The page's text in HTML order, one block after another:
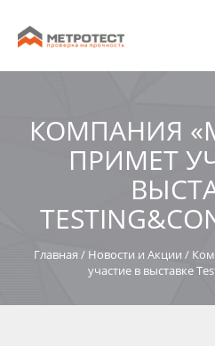
КОМПАНИЯ
ПРИМЕТ
Главная / Новости и Акции /
участие в выставке